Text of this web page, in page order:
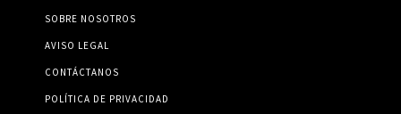
SOBRE NOSOTROS
AVISO LEGAL
CONTÁCTANOS
POLÍTICA DE PRIVACIDAD